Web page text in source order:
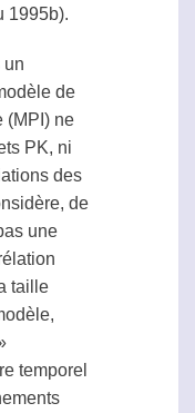
1995b).
un
de
(MPI) ne
PK, ni
des
de
une
taille
temporel